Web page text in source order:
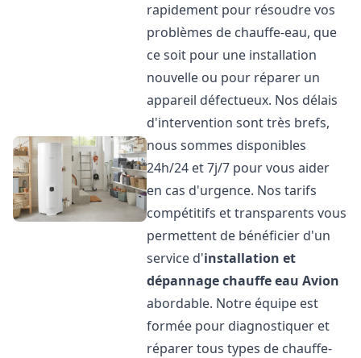
rapidement pour résoudre vos
problèmes de chauffe-eau, que
ce soit pour une installation
nouvelle ou pour réparer un
appareil défectueux. Nos délais
d'intervention sont très brefs,
nous sommes disponibles
24h/24 et 7j/7 pour vous aider
en cas d'urgence. Nos tarifs
compétitifs et transparents vous
permettent de bénéficier d'un
service d'installation et
dépannage chauffe eau Avion
abordable. Notre équipe est
formée pour diagnostiquer et
réparer tous types de chauffe-